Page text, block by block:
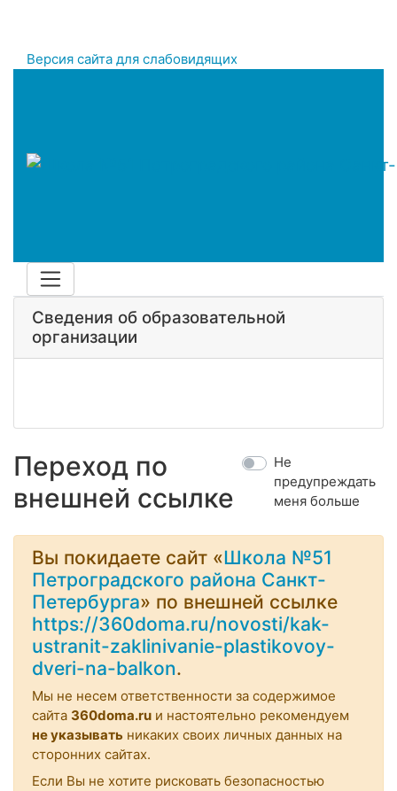
Версия сайта для слабовидящих
Сведения об образовательной
организации
Переход по
внешней ссылке
Не
предупреждать
меня больше
Вы покидаете сайт «Школа №51
Петроградского района Санкт-
Петербурга» по внешней ссылке
https://360doma.ru/novosti/kak-
ustranit-zaklinivanie-plastikovoy-
dveri-na-balkon.
Мы не несем ответственности за содержимое
сайта 360doma.ru и настоятельно рекомендуем
не указывать никаких своих личных данных на
сторонних сайтах.
Если Вы не хотите рисковать безопасностью